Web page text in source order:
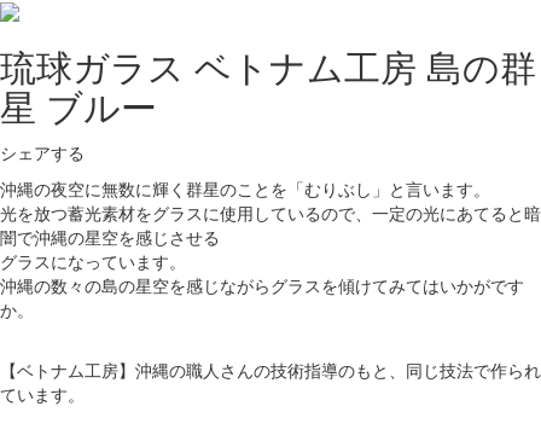
琉球ガラス ベトナム工房 島の群
星 ブルー
シェアする
沖縄の夜空に無数に輝く群星のことを「むりぶし」と言います。
光を放つ蓄光素材をグラスに使用しているので、一定の光にあてると暗
闇で沖縄の星空を感じさせる
グラスになっています。
沖縄の数々の島の星空を感じながらグラスを傾けてみてはいかがです
か。
【ベトナム工房】沖縄の職人さんの技術指導のもと、同じ技法で作られ
ています。